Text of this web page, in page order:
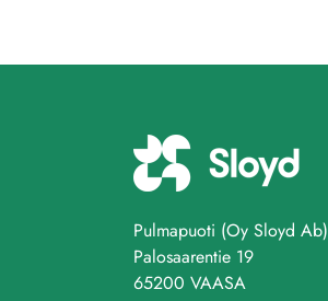
Pulmapuoti (Oy Sloyd Ab)
Palosaarentie 19
65200 VAASA